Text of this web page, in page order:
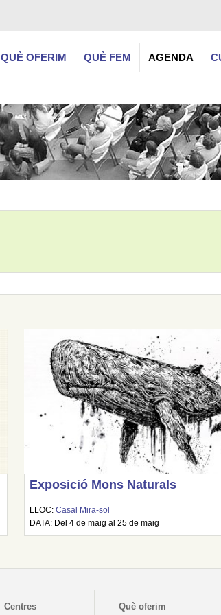
QUÈ OFERIM QUÈ FEM AGENDA
Exposició Mons Naturals
LLOC:Casal Mira-sol
DATA: Del 4 de maig al 25 de maig
Centres Què oferim